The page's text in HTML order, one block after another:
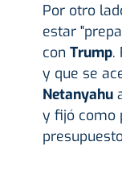
Por otro
estar
con Trump.
y que se
Netanyahu
y fijó como